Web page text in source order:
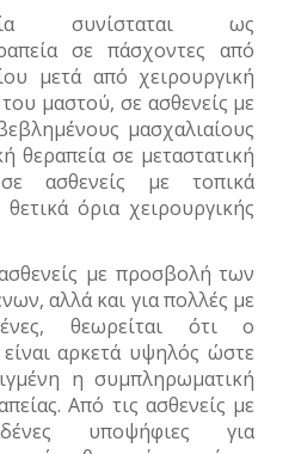
συνίσταται ως
σε πάσχοντες από
μετά από χειρουργική
μαστού, σε ασθενείς με
μασχαλιαίους
θεραπεία σε μεταστατική
ασθενείς με τοπικά
όρια χειρουργικής
με προσβολή των
αλλά και για πολλές με
θεωρείται ότι ο
αρκετά υψηλός ώστε
η συμπληρωματική
Από τις ασθενείς με
υποψήφιες για